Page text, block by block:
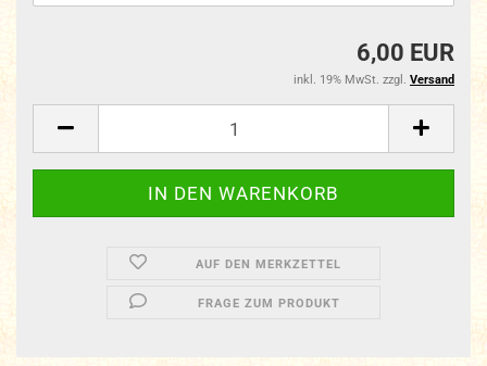
6,00 EUR
inkl. 19% MwSt. zzgl. Versand
AUF DEN MERKZETTEL
FRAGE ZUM PRODUKT